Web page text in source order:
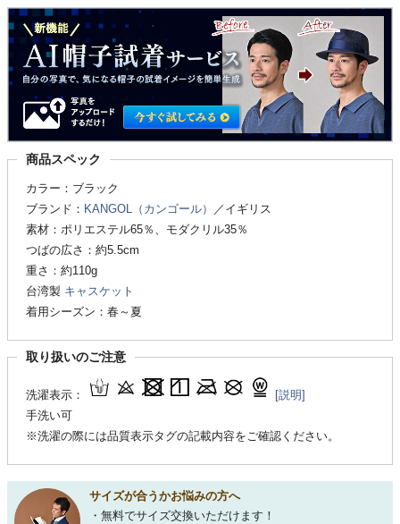
商品スペック
カラー：ブラック
ブランド： KANGOL（カンゴール）
／イギリス
素材：ポリエステル65％、モダクリル35％
つばの広さ：約5.5cm
重さ：約110g
台湾製 キャスケット
着用シーズン：春～夏
取り扱いのご注意
洗濯表示：
[説明]
手洗い可
※洗濯の際には品質表示タグの記載内容をご確認ください。
サイズが合うかお悩みの方へ
・無料でサイズ交換いただけます！